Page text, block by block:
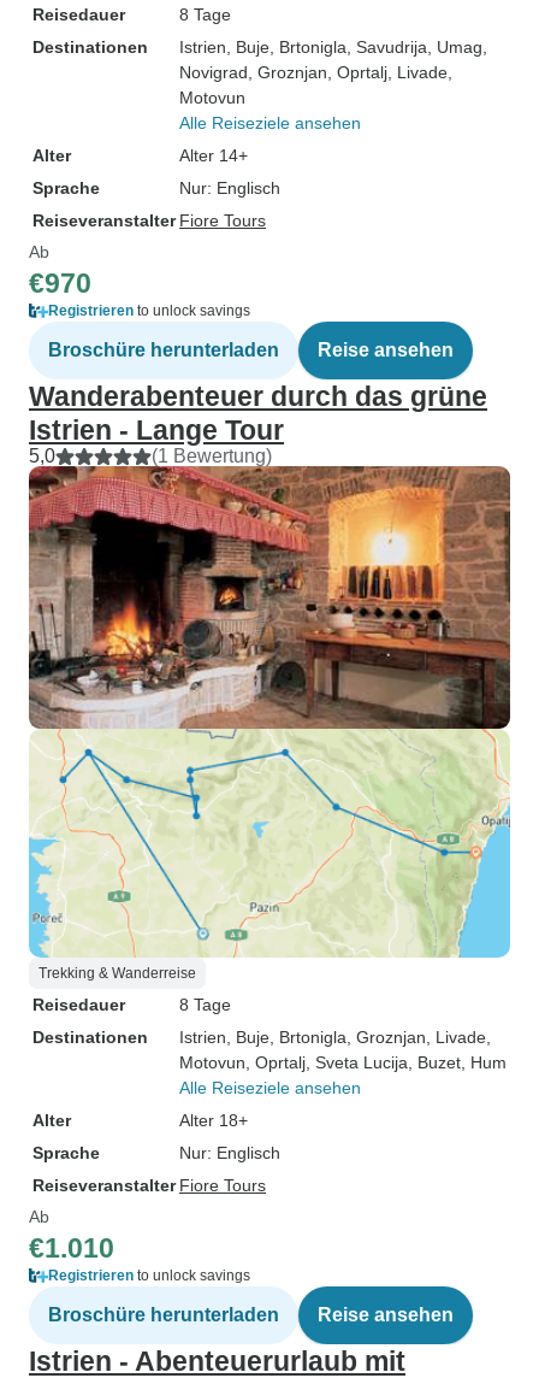
Reisedauer
8 Tage
Destinationen
Istrien , Buje , Brtonigla , Savudrija , Umag
Novigrad , Groznjan , Oprtalj , Livade
Motovun
Alle Reiseziele ansehen
Alter
Alter 14+
Sprache
Nur: Englisch
Reiseveranstalter Fiore Tours
Ab
€970
Registrieren to unlock savings
Broschüre herunterladen Reise ansehen
Wanderabenteuer durch das grüne
Istrien - Lange Tour
5,0 (1 Bewertung)
Trekking & Wanderreise
Reisedauer
8 Tage
Destinationen
Istrien , Buje , Brtonigla , Groznjan , Livade
Motovun , Oprtalj , Sveta Lucija , Buzet , Hum
Alle Reiseziele ansehen
Alter
Alter 18+
Sprache
Nur: Englisch
Reiseveranstalter Fiore Tours
Ab
€1.010
Registrieren to unlock savings
Broschüre herunterladen Reise ansehen
Istrien - Abenteuerurlaub mit